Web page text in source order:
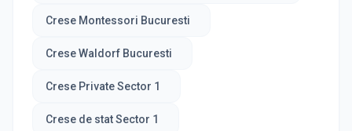
Crese Montessori Bucuresti
Crese Waldorf Bucuresti
Crese Private Sector 1
Crese de stat Sector 1